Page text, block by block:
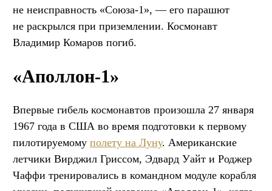
не неисправность «Союза-1», — его парашют
не раскрылся при приземлении. Космонавт
Владимир Комаров погиб.
«Аполлон-1»
Впервые гибель космонавтов произошла 27 января
1967 года в США во время подготовки к первому
пилотируемому полету на Луну. Американские
летчики Вирджил Гриссом, Эдвард Уайт и Роджер
Чаффи тренировались в командном модуле корабля